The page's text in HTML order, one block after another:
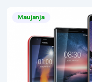
Maujanja